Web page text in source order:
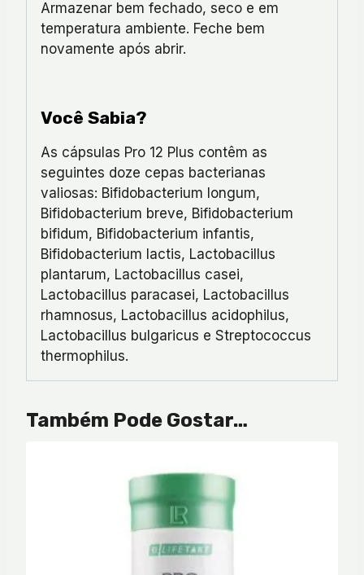
Armazenar bem fechado, seco e em
temperatura ambiente. Feche bem
novamente após abrir.
Você Sabia?
As cápsulas Pro 12 Plus contêm as
seguintes doze cepas bacterianas
valiosas: Bifidobacterium longum,
Bifidobacterium breve, Bifidobacterium
bifidum, Bifidobacterium infantis,
Bifidobacterium lactis, Lactobacillus
plantarum, Lactobacillus casei,
Lactobacillus paracasei, Lactobacillus
rhamnosus, Lactobacillus acidophilus,
Lactobacillus bulgaricus e Streptococcus
thermophilus.
Também Pode Gostar…